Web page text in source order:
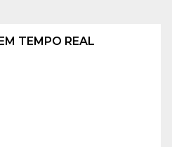
TEMPO REAL